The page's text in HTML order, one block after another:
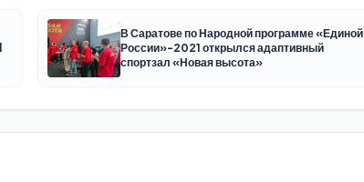
В Саратове по Народной программе «Единой
России»-2021 открылся адаптивный
спортзал «Новая высота»